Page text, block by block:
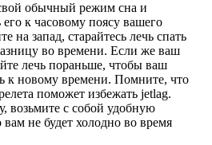
обычный режим сна и
к часовому поясу вашего
на запад, старайтесь лечь спать
во времени. Если же ваш
лечь пораньше, чтобы ваш
к новому времени. Помните, что
поможет избежать jetlag.
возьмите с собой удобную
не будет холодно во время